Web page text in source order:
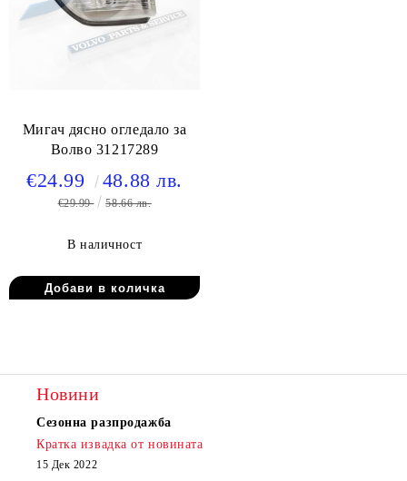
Мигач дясно огледало за
Волво 31217289
€24.99 48.88 лв.
€29.99 58.66 лв.
В наличност
Новини
Сезонна разпродажба
Кратка извадка от новината
15 Дек 2022